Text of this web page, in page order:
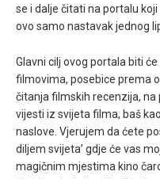
se i dalje čitati na portalu
ovo samo nastavak jednog
Glavni cilj ovog portala biti
filmovima, posebice prema
čitanja filmskih recenzija,
vijesti iz svijeta filma, baš
naslove. Vjerujem da ćete
diljem svijeta’ gdje će vas
magičnim mjestima kino